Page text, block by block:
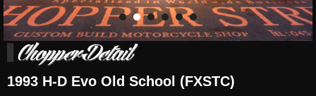
1993 H-D Evo Old School (FXSTC)